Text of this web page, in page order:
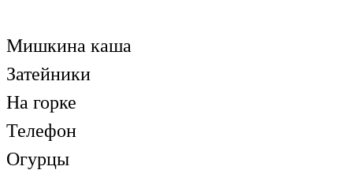
Мишкина каша
Затейники
На горке
Телефон
Огурцы